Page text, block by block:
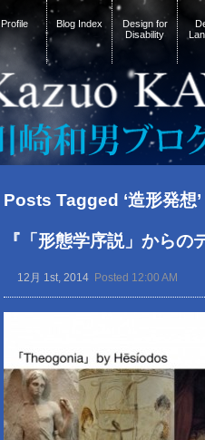
Profile Blog Index
Design for
Disability
Posts Tagged ‘造形発想’
『「形態学序説」からの
12月 1st, 2014 Posted 12:00 AM